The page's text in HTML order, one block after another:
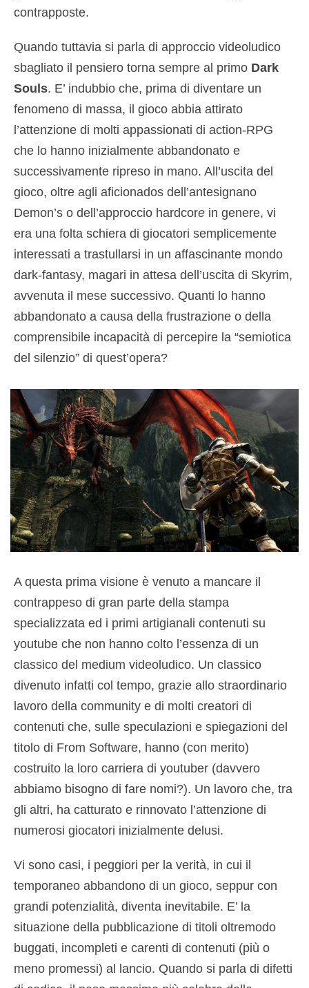
contrapposte.
Quando tuttavia si parla di approccio videoludico
sbagliato il pensiero torna sempre al primo Dark
Souls. E’ indubbio che, prima di diventare un
fenomeno di massa, il gioco abbia attirato
l’attenzione di molti appassionati di action-RPG
che lo hanno inizialmente abbandonato e
successivamente ripreso in mano. All’uscita del
gioco, oltre agli aficionados dell’antesignano
Demon’s o dell’approccio hardcore in genere, vi
era una folta schiera di giocatori semplicemente
interessati a trastullarsi in un affascinante mondo
dark-fantasy, magari in attesa dell’uscita di Skyrim,
avvenuta il mese successivo. Quanti lo hanno
abbandonato a causa della frustrazione o della
comprensibile incapacità di percepire la “semiotica
del silenzio” di quest’opera?
A questa prima visione è venuto a mancare il
contrappeso di gran parte della stampa
specializzata ed i primi artigianali contenuti su
youtube che non hanno colto l’essenza di un
classico del medium videoludico. Un classico
divenuto infatti col tempo, grazie allo straordinario
lavoro della community e di molti creatori di
contenuti che, sulle speculazioni e spiegazioni del
titolo di From Software, hanno (con merito)
costruito la loro carriera di youtuber (davvero
abbiamo bisogno di fare nomi?). Un lavoro che, tra
gli altri, ha catturato e rinnovato l’attenzione di
numerosi giocatori inizialmente delusi.
Vi sono casi, i peggiori per la verità, in cui il
temporaneo abbandono di un gioco, seppur con
grandi potenzialità, diventa inevitabile. E’ la
situazione della pubblicazione di titoli oltremodo
buggati, incompleti e carenti di contenuti (più o
meno promessi) al lancio. Quando si parla di difetti